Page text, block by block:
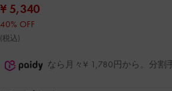
¥ 5,340
40% OFF
(税込)
なら月々¥ 1,780円から。分割